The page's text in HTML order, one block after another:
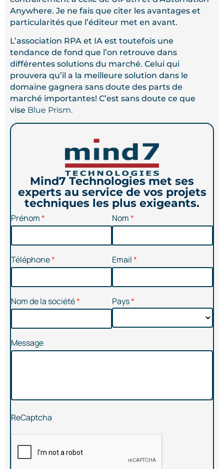
Anywhere. Je ne fais que citer les avantages et
particularités que l’éditeur met en avant.
L’association RPA et IA est toutefois une
tendance de fond que l’on retrouve dans
différentes solutions du marché. Celui qui
prouvera qu’il a la meilleure solution dans le
domaine gagnera sans doute des parts de
marché importantes! C’est sans doute ce que
vise Blue Prism.
Mind7 Technologies met ses
experts au service de vos projets
techniques les plus exigeants.
Prénom Nom
Téléphone Email
Nom de la société Pays
Message
ReCaptcha